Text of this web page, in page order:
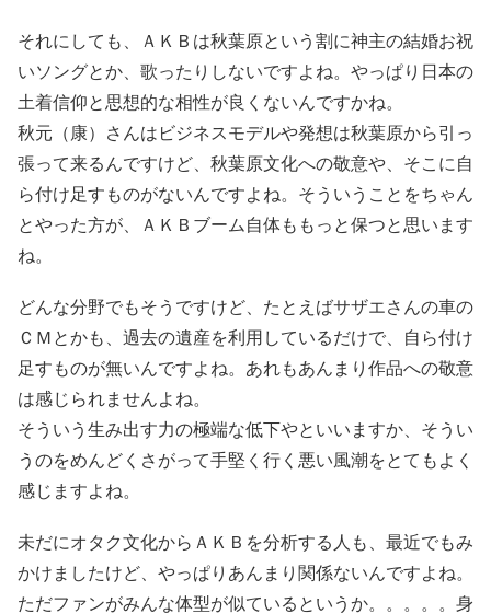
それにしても、ＡＫＢは秋葉原という割に神主の結婚お祝
いソングとか、歌ったりしないですよね。やっぱり日本の
土着信仰と思想的な相性が良くないんですかね。
秋元（康）さんはビジネスモデルや発想は秋葉原から引っ
張って来るんですけど、秋葉原文化への敬意や、そこに自
ら付け足すものがないんですよね。そういうことをちゃん
とやった方が、ＡＫＢブーム自体ももっと保つと思います
ね。
どんな分野でもそうですけど、たとえばサザエさんの車の
ＣＭとかも、過去の遺産を利用しているだけで、自ら付け
足すものが無いんですよね。あれもあんまり作品への敬意
は感じられませんよね。
そういう生み出す力の極端な低下やといいますか、そうい
うのをめんどくさがって手堅く行く悪い風潮をとてもよく
感じますよね。
未だにオタク文化からＡＫＢを分析する人も、最近でもみ
かけましたけど、やっぱりあんまり関係ないんですよね。
ただファンがみんな体型が似ているというか。。。。。身